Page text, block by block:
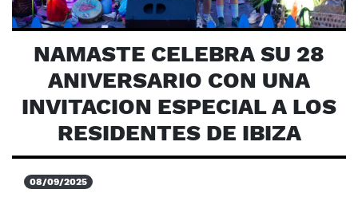
NAMASTE CELEBRA SU 28
ANIVERSARIO CON UNA
INVITACION ESPECIAL A LOS
RESIDENTES DE IBIZA
08/09/2025